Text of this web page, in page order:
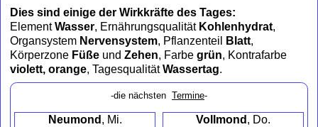
Dies sind einige der Wirkkräfte des Tages:
ElementWasser, Ernährungsqualität Kohlenhydrat,
Organsystem Nervensystem, Pflanzenteil Blatt,
Körperzone Füße und Zehen, Farbe grün, Kontrafarbe
violett, orange, TagesqualitätWassertag.
-die nächsten Termine-
Neumond , Mi.
Vollmond , Do.